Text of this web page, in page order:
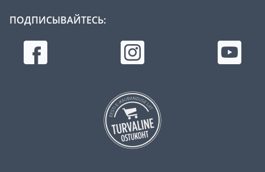
ПОДПИСЫВАЙТЕСЬ: